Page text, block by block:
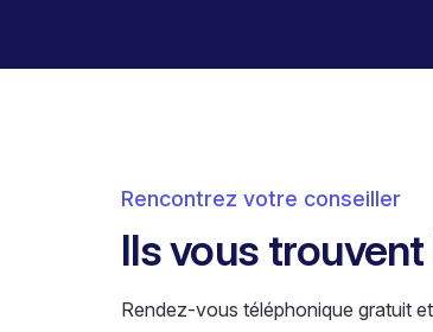
Rencontrez votre conseiller
Ils vous
Rendez-vous téléphonique gratuit